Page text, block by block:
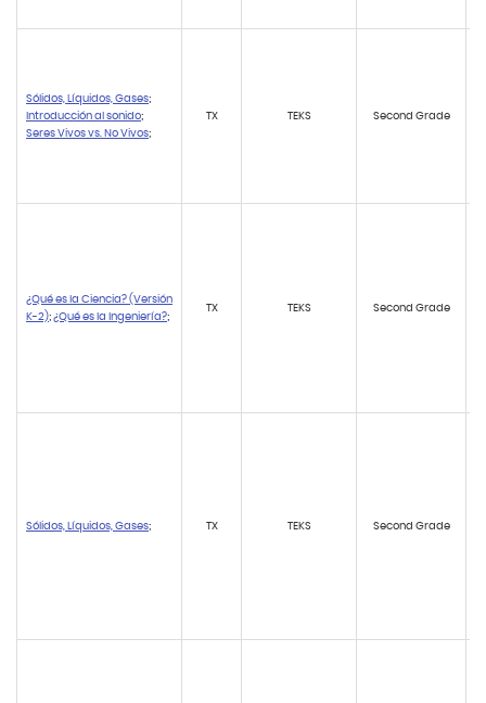
Sólidos, Líquidos, Gases;
Introducción al sonido;
Seres Vivos vs. No Vivos;
TX TEKS Second Grade
¿Qué es la Ciencia? (Versión
K-2); ¿Qué es la Ingeniería?;
TX TEKS Second Grade
Sólidos, Líquidos, Gases; TX TEKS Second Grade